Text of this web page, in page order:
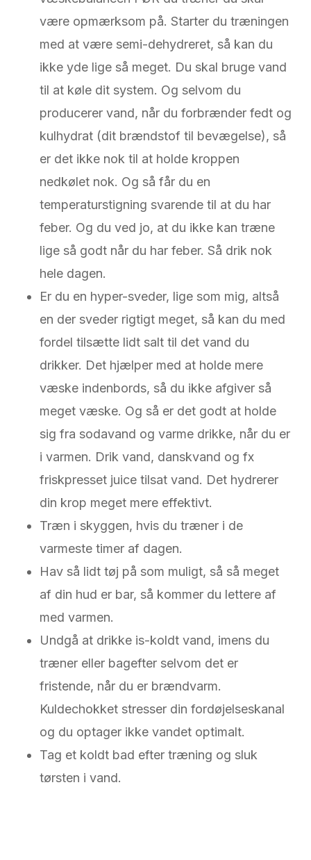
være opmærksom på. Starter du træningen
med at være semi-dehydreret, så kan du
ikke yde lige så meget. Du skal bruge vand
til at køle dit system. Og selvom du
producerer vand, når du forbrænder fedt og
kulhydrat (dit brændstof til bevægelse), så
er det ikke nok til at holde kroppen
nedkølet nok. Og så får du en
temperaturstigning svarende til at du har
feber. Og du ved jo, at du ikke kan træne
lige så godt når du har feber. Så drik nok
hele dagen.
Er du en hyper-sveder, lige som mig, altså
en der sveder rigtigt meget, så kan du med
fordel tilsætte lidt salt til det vand du
drikker. Det hjælper med at holde mere
væske indenbords, så du ikke afgiver så
meget væske. Og så er det godt at holde
sig fra sodavand og varme drikke, når du er
i varmen. Drik vand, danskvand og fx
friskpresset juice tilsat vand. Det hydrerer
din krop meget mere effektivt.
Træn i skyggen, hvis du træner i de
varmeste timer af dagen.
Hav så lidt tøj på som muligt, så så meget
af din hud er bar, så kommer du lettere af
med varmen.
Undgå at drikke is-koldt vand, imens du
træner eller bagefter selvom det er
fristende, når du er brændvarm.
Kuldechokket stresser din fordøjelseskanal
og du optager ikke vandet optimalt.
Tag et koldt bad efter træning og sluk
tørsten i vand.